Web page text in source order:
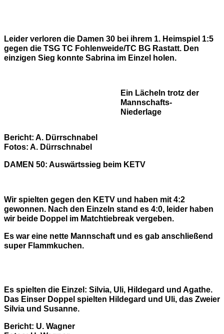
Leider verloren die Damen 30 bei ihrem 1. Heimspiel 1:5
gegen die TSG TC Fohlenweide/TC BG Rastatt. Den
einzigen Sieg konnte Sabrina im Einzel holen.
Ein Lächeln trotz der
Mannschafts-
Niederlage
Bericht: A. Dürrschnabel
Fotos: A. Dürrschnabel
DAMEN 50: Auswärtssieg beim KETV
Wir spielten gegen den KETV und haben mit 4:2
gewonnen. Nach den Einzeln stand es 4:0, leider haben
wir beide Doppel im Matchtiebreak vergeben.
Es war eine nette Mannschaft und es gab anschließend
super Flammkuchen.
Es spielten die Einzel: Silvia, Uli, Hildegard und Agathe.
Das Einser Doppel spielten Hildegard und Uli, das Zweier
Silvia und Susanne.
Bericht: U. Wagner